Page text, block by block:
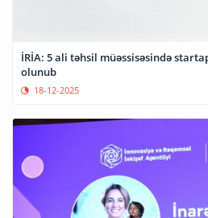
İRİA: 5 ali təhsil müəssisəsində
olunub
18-12-2025